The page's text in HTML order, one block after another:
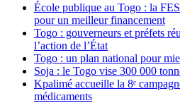
École publique au Togo : la
pour un meilleur financement
Togo : gouverneurs et préfets
l’action de l’État
Togo : un plan national pour
Soja : le Togo vise 300 000
Kpalimé accueille la 8ᵉ
médicaments